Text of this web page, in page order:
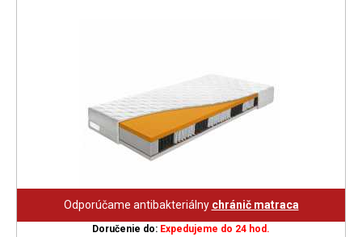
Odporúčame antibakteriálny chránič matraca
Doručenie do: Expedujeme do 24 hod.